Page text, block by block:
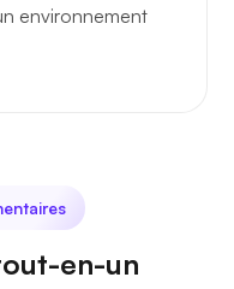
environnement
en-un